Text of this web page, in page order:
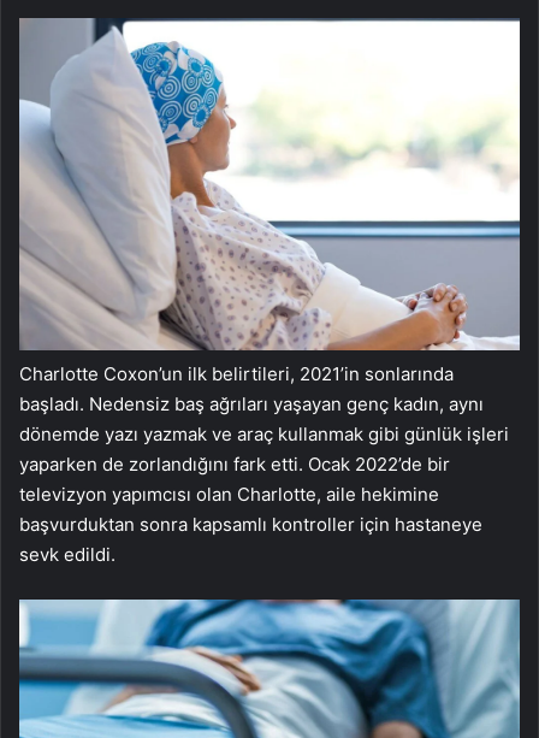
Charlotte Coxon’un ilk belirtileri, 2021’in sonlarında
başladı. Nedensiz baş ağrıları yaşayan genç kadın, aynı
dönemde yazı yazmak ve araç kullanmak gibi günlük işleri
yaparken de zorlandığını fark etti. Ocak 2022’de bir
televizyon yapımcısı olan Charlotte, aile hekimine
başvurduktan sonra kapsamlı kontroller için hastaneye
sevk edildi.